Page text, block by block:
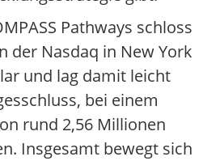
Pathways schloss
der Nasdaq in New York
und lag damit leicht
bei einem
rund 2,56 Millionen
Insgesamt bewegt sich